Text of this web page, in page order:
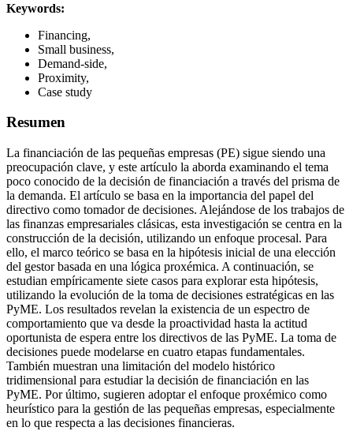
Keywords:
Financing,
Small business,
Demand-side,
Proximity,
Case study
Resumen
La financiación de las pequeñas empresas (PE) sigue siendo una
preocupación clave, y este artículo la aborda examinando el tema
poco conocido de la decisión de financiación a través del prisma de
la demanda. El artículo se basa en la importancia del papel del
directivo como tomador de decisiones. Alejándose de los trabajos de
las finanzas empresariales clásicas, esta investigación se centra en la
construcción de la decisión, utilizando un enfoque procesal. Para
ello, el marco teórico se basa en la hipótesis inicial de una elección
del gestor basada en una lógica proxémica. A continuación, se
estudian empíricamente siete casos para explorar esta hipótesis,
utilizando la evolución de la toma de decisiones estratégicas en las
PyME. Los resultados revelan la existencia de un espectro de
comportamiento que va desde la proactividad hasta la actitud
oportunista de espera entre los directivos de las PyME. La toma de
decisiones puede modelarse en cuatro etapas fundamentales.
También muestran una limitación del modelo histórico
tridimensional para estudiar la decisión de financiación en las
PyME. Por último, sugieren adoptar el enfoque proxémico como
heurístico para la gestión de las pequeñas empresas, especialmente
en lo que respecta a las decisiones financieras.